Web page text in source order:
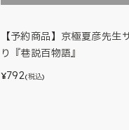
【予約商品】京極夏彦先生
り『巷説百物語』
¥792(税込)